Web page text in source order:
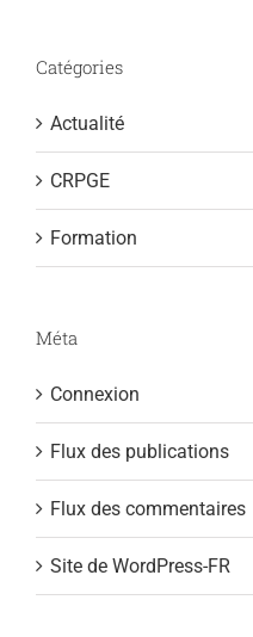
Catégories
Actualité
CRPGE
Formation
Méta
Connexion
Flux des publications
Flux des commentaires
Site de WordPress-FR